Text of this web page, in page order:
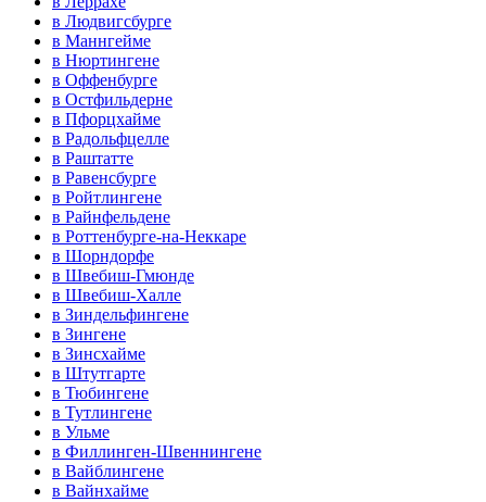
в Людвигсбурге
в Маннгейме
в Нюртингене
в Оффенбурге
в Остфильдерне
в Пфорцхайме
в Радольфцелле
в Раштатте
в Равенсбурге
в Ройтлингене
в Райнфельдене
в Роттенбурге-на-Неккаре
в Шорндорфе
в Швебиш-Гмюнде
в Швебиш-Халле
в Зиндельфингене
в Зингене
в Зинсхайме
в Штутгарте
в Тюбингене
в Тутлингене
в Ульме
в Филлинген-Швеннингене
в Вайблингене
в Вайнхайме